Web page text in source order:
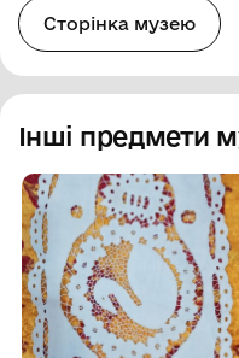
Сторінка музею
Інші предмети